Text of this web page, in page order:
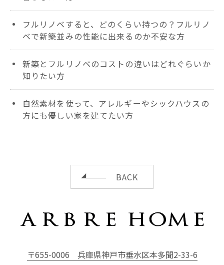
フルリノベすると、どのくらい持つの？フルリノ
ベで新築並みの性能に出来るのか不安な方
新築とフルリノベのコストの違いはどれぐらいか
知りたい方
自然素材を使って、アレルギーやシックハウスの
方にも優しい家を建てたい方
BACK
〒655-0006 兵庫県神戸市垂水区本多聞2-33-6